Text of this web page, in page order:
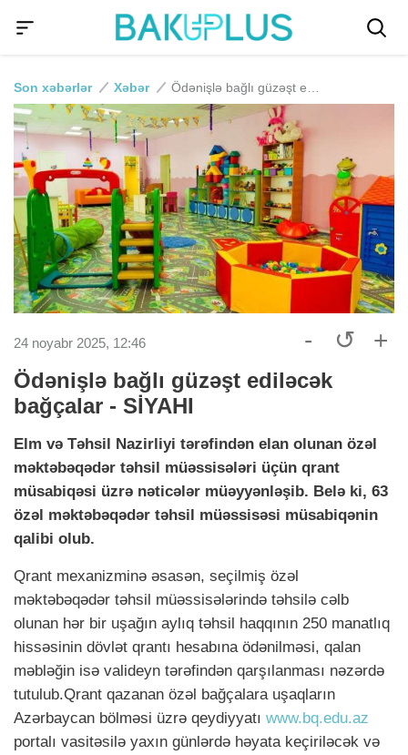
Son xəbərlər Xəbər
24 noyabr 2025, 12:46 - ↺ +
Ödənişlə bağlı güzəşt ediləcək
bağçalar - SİYAHI
Elm və Təhsil Nazirliyi tərəfindən elan olunan özəl
məktəbəqədər təhsil müəssisələri üçün qrant
müsabiqəsi üzrə nəticələr müəyyənləşib. Belə ki, 63
özəl məktəbəqədər təhsil müəssisəsi müsabiqənin
qalibi olub.
Qrant mexanizminə əsasən, seçilmiş özəl
məktəbəqədər təhsil müəssisələrində təhsilə cəlb
olunan hər bir uşağın aylıq təhsil haqqının 250 manatlıq
hissəsinin dövlət qrantı hesabına ödənilməsi, qalan
məbləğin isə valideyn tərəfindən qarşılanması nəzərdə
tutulub.Qrant qazanan özəl bağçalara uşaqların
Azərbaycan bölməsi üzrə qeydiyyatı www.bq.edu.az
portalı vasitəsilə yaxın günlərdə həyata keçiriləcək və